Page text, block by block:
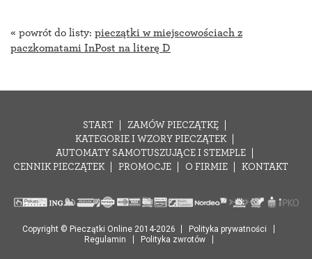
« powrót do listy: pieczątki w miejscowościach z
paczkomatami InPost na literę D
START
ZAMÓW PIECZĄTKĘ
KATEGORIE I WZORY PIECZĄTEK
AUTOMATY SAMOTUSZUJĄCE I STEMPLE
CENNIK PIECZĄTEK
PROMOCJE O FIRMIE KONTAKT
Copyright © Pieczątki Online 2014-2026
Polityka prywatności
Regulamin
Polityka zwrotów